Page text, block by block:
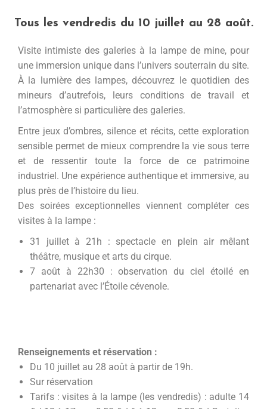
Tous les vendredis du 10 juillet au 28 août.
Visite intimiste des galeries à la lampe de mine, pour
une immersion unique dans l’univers souterrain du site.
À la lumière des lampes, découvrez le quotidien des
mineurs d’autrefois, leurs conditions de travail et
l’atmosphère si particulière des galeries.
Entre jeux d’ombres, silence et récits, cette exploration
sensible permet de mieux comprendre la vie sous terre
et de ressentir toute la force de ce patrimoine
industriel. Une expérience authentique et immersive, au
plus près de l’histoire du lieu.
Des soirées exceptionnelles viennent compléter ces
visites à la lampe :
31 juillet à 21h : spectacle en plein air mêlant
théâtre, musique et arts du cirque.
7 août à 22h30 : observation du ciel étoilé en
partenariat avec l’Étoile cévenole.
Renseignements et réservation :
Du 10 juillet au 28 août à partir de 19h.
Sur réservation
Tarifs : visites à la lampe (les vendredis) : adulte 14